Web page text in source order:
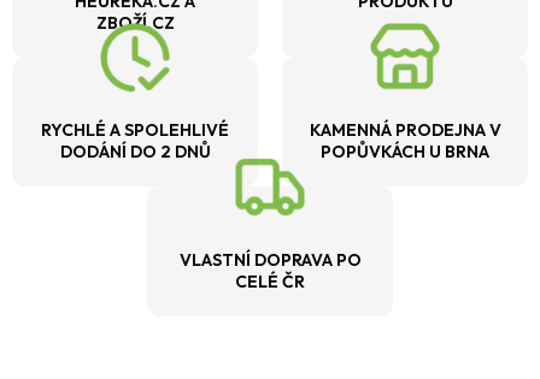
ZBOŽÍ.CZ
RYCHLÉ A SPOLEHLIVÉ
DODÁNÍ DO 2 DNŮ
KAMENNÁ PRODEJNA V
POPŮVKÁCH U BRNA
VLASTNÍ DOPRAVA PO
CELÉ ČR